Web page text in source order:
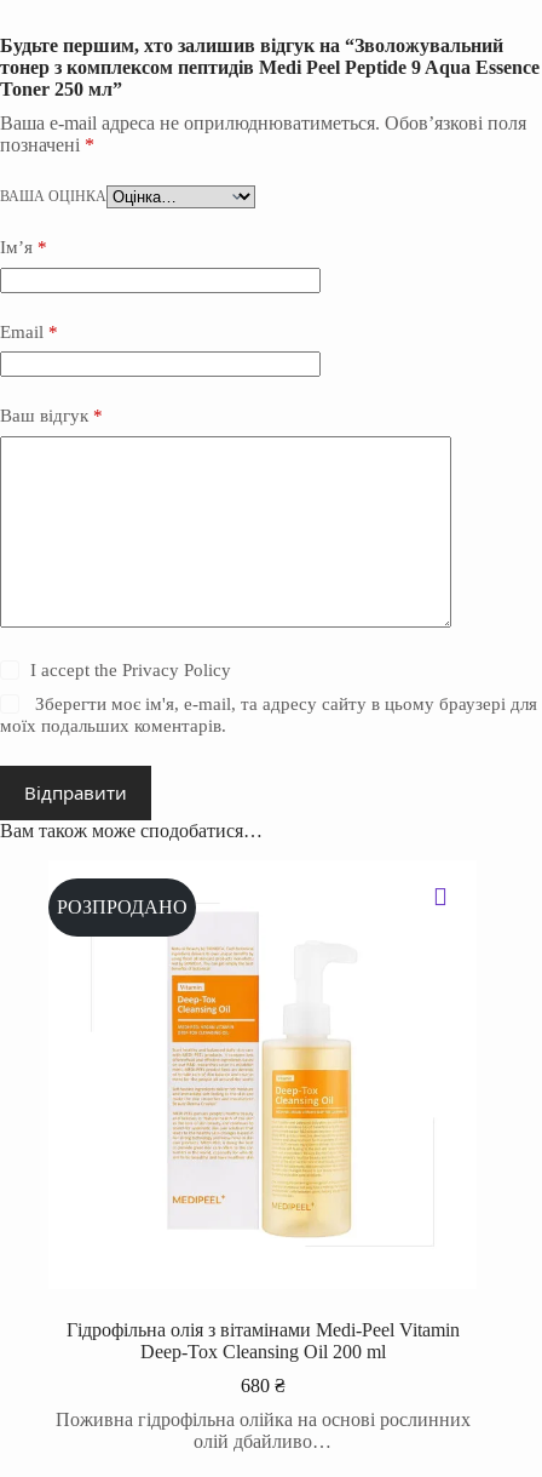
Будьте першим, хто залишив відгук на “Зволожувальний
тонер з комплексом пептидів Medi Peel Peptide 9 Aqua Essence
Toner 250 мл”
Ваша e-mail адреса не оприлюднюватиметься. Обов’язкові поля
позначені *
ВАША ОЦІНКА
Ім’я *
Email *
Ваш відгук *
I accept thePrivacy Policy
Зберегти моє ім'я, e-mail, та адресу сайту в цьому браузері для
моїх подальших коментарів.
Відправити
Вам також може сподобатися…
РОЗПРОДАНО
Гідрофільна олія з вітамінами Medi-Peel Vitamin
Deep-Tox Cleansing Oil 200 ml
680 ₴
Поживна гідрофільна олійка на основі рослинних
олій дбайливо…